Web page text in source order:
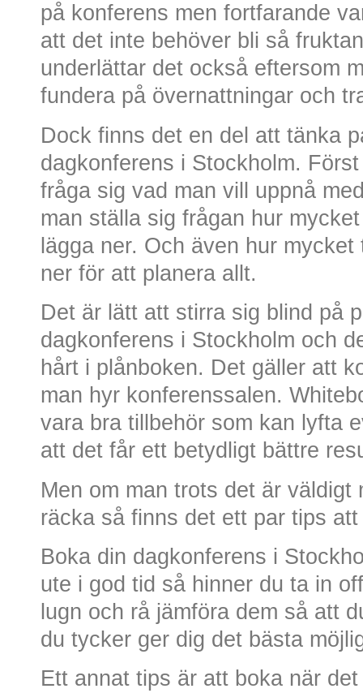
på konferens men fortfarande
att det inte behöver bli så
underlättar det också eftersom
fundera på övernattningar och
Dock finns det en del att tänka
dagkonferens i Stockholm.
fråga sig vad man vill uppnå
man ställa sig frågan hur
lägga ner. Och även hur
ner för att planera allt.
Det är lätt att stirra sig blind på
dagkonferens i Stockholm och
hårt i plånboken. Det gäller att
man hyr konferenssalen.
vara bra tillbehör som kan lyfta
att det får ett betydligt bättre
Men om man trots det är väldigt
räcka så finns det ett par tips
Boka din dagkonferens i
ute i god tid så hinner du ta in
lugn och rå jämföra dem så att
du tycker ger dig det bästa
Ett annat tips är att boka när